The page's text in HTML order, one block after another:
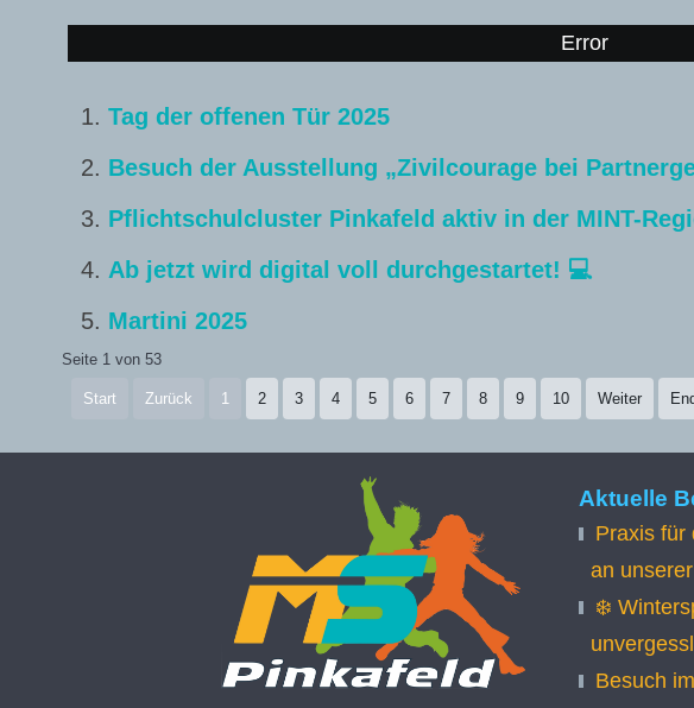
Error
Tag der offenen Tür 2025
Besuch der Ausstellung „Zivilcourage bei
Pflichtschulcluster Pinkafeld aktiv in der MINT-
Ab jetzt wird digital voll durchgestartet! 💻
Martini 2025
Seite 1 von 53
Start Zurück 1 2 3 4 5 6 7 8 9 10 Weiter
Aktuelle
Praxis für
an
❄️
Besuch